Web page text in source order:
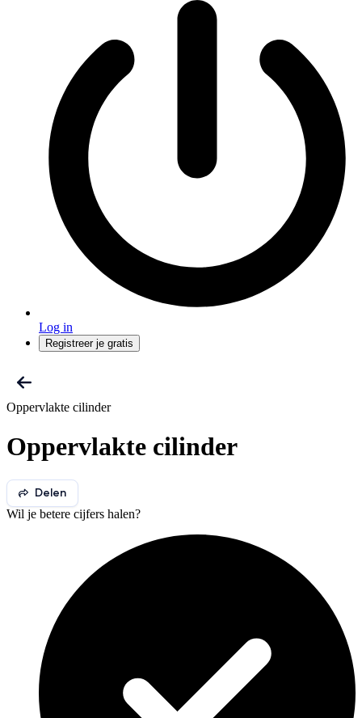
Log in
Registreer je gratis
Oppervlakte cilinder
Oppervlakte cilinder
Delen
Wil je betere cijfers halen?